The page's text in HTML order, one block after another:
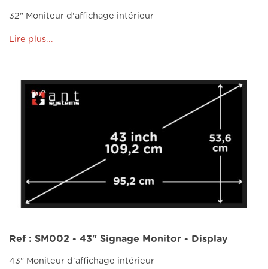
32" Moniteur d'affichage intérieur
Lire plus...
Ref : SM002 - 43" Signage Monitor - Display
43" Moniteur d'affichage intérieur